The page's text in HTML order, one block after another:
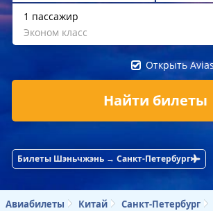
1 пассажир
Эконом класс
Открыть
Найти билеты
Билеты Шэньчжэнь → Санкт-Петербург
Авиабилеты Китай Санкт-Петербург